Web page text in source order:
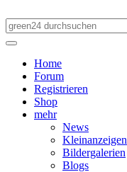
Home
Forum
Registrieren
Shop
mehr
News
Kleinanzeigen
Bildergalerien
Blogs